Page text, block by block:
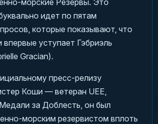
идет по пятам
которые показывают, что
уступает Гэбриэль
Gracian).
пресс-релизу
Коши — ветеран UEE,
за Доблесть, он был
морским резервистом вплоть